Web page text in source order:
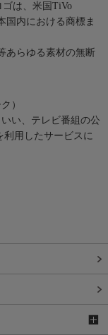
は、米国TiVo
国内における商標ま
あらゆる素材の無断
）
い、テレビ番組の公
利用したサービスに